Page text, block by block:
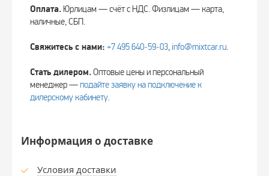
Оплата. Юрлицам — счёт с НДС. Физлицам — карта,
наличные, СБП.
Свяжитесь с нами: +7 495 640‑59‑03, info@mixtcar.ru.
Стать дилером.Оптовые цены и персональный
менеджер —подайте заявку на подключение к
дилерскому кабинету.
Информация о доставке
Условия доставки